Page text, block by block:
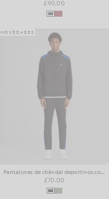
£90.00
NOVEDADES
Pantalones de chándal deportivos con paneles
£70.00